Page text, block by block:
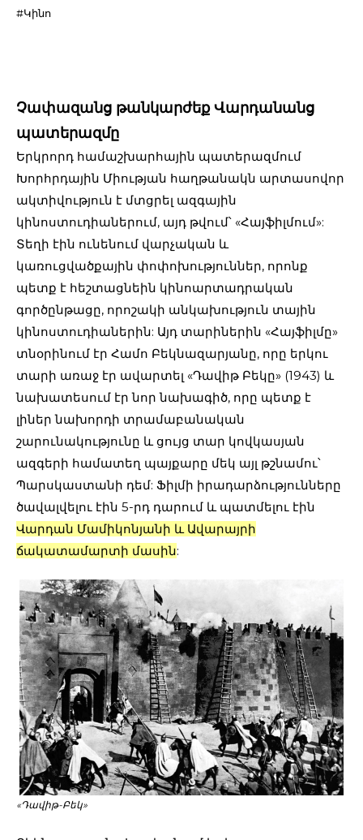
#Կինո
Չափազանց թանկարժեք Վարդանանց
պատերազմը
Երկրորդ համաշխարհային պատերազմում
Խորհրդային Միության հաղթանակն արտասովոր
ակտիվություն է մտցրել ազգային
կինոստուդիաներում, այդ թվում՝ «Հայֆիլմում»:
Տեղի էին ունենում վարչական և
կառուցվածքային փոփոխություններ, որոնք
պետք է հեշտացնեին կինոարտադրական
գործընթացը, որոշակի անկախություն տային
կինոստուդիաներին: Այդ տարիներին «Հայֆիլմը»
տնօրինում էր Համո Բեկնազարյանը, որը երկու
տարի առաջ էր ավարտել «Դավիթ Բեկը» (1943) և
նախատեսում էր նոր նախագիծ, որը պետք է
լիներ նախորդի տրամաբանական
շարունակությունը և ցույց տար կովկասյան
ազգերի համատեղ պայքարը մեկ այլ թշնամու՝
Պարսկաստանի դեմ: Ֆիլմի իրադարձությունները
ծավալվելու էին 5-րդ դարում և պատմելու էին
Վարդան Մամիկոնյանի և Ավարայրի
ճակատամարտի մասին:
«Դավիթ-Բեկ»